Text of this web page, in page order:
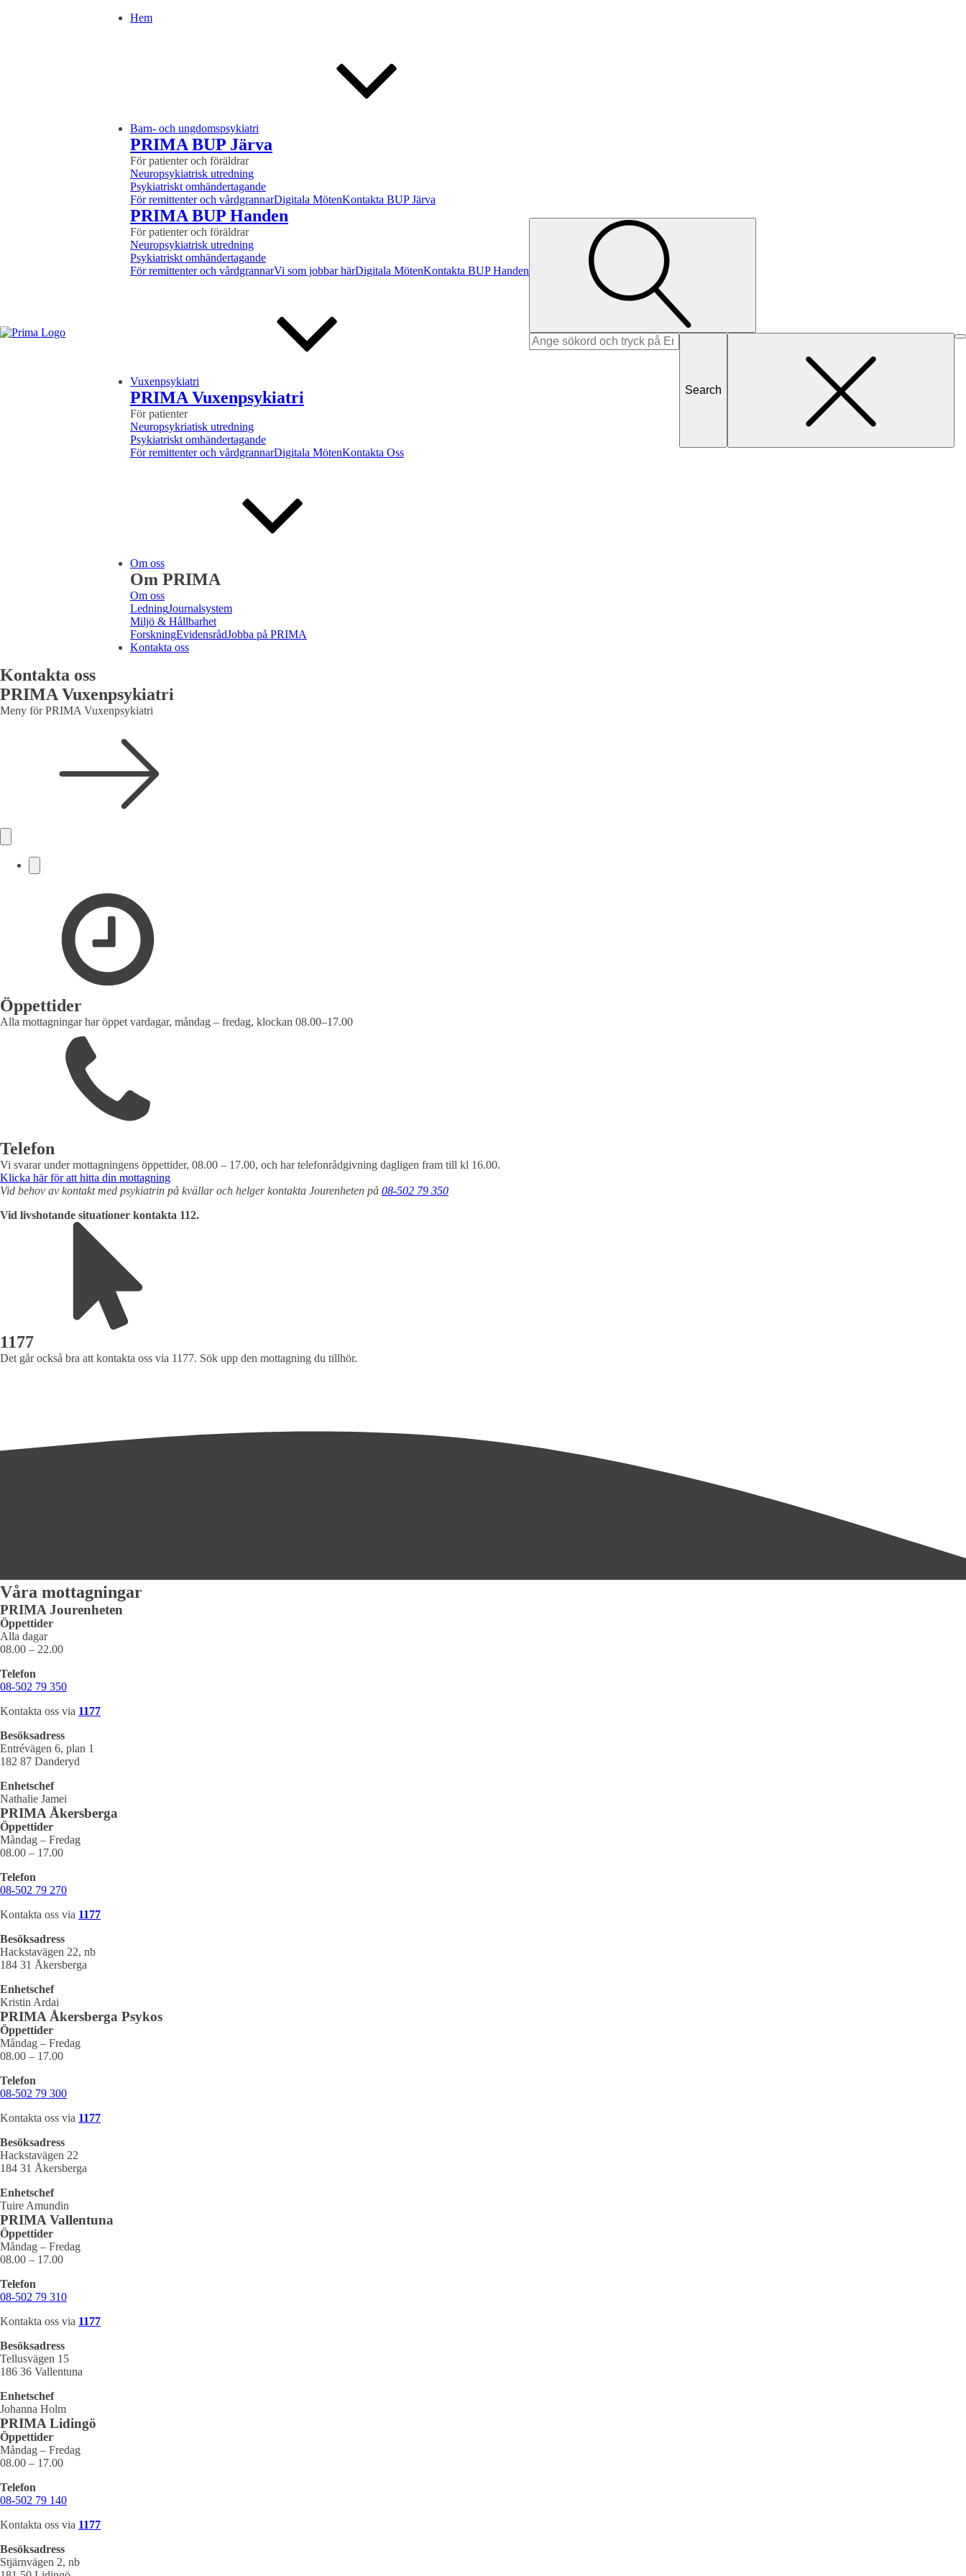
Hem
Barn- och ungdomspsykiatri
PRIMA BUP Järva
För patienter och föräldrar
Neuropsykiatrisk utredning
Psykiatriskt omhändertagande
För remittenter och vårdgrannarDigitala MötenKontakta BUP Järva
PRIMA BUP Handen
För patienter och föräldrar
Neuropsykiatrisk utredning
Psykiatriskt omhändertagande
För remittenter och vårdgrannarVi som jobbar härDigitala MötenKontakta BUP Handen
Vuxenpsykiatri
PRIMA Vuxenpsykiatri
För patienter
Neuropsykriatisk utredning
Psykiatriskt omhändertagande
För remittenter och vårdgrannarDigitala MötenKontakta Oss
Om oss
Om PRIMA
Om oss
LedningJournalsystem
Miljö & Hållbarhet
ForskningEvidensrådJobba på PRIMA
Kontakta oss
Search
for
Kontakta oss
PRIMA Vuxenpsykiatri
Meny för PRIMA Vuxenpsykiatri
Öppettider
Alla mottagningar har öppet vardagar, måndag – fredag, klockan 08.00–17.00
Telefon
Vi svarar under mottagningens öppettider, 08.00 – 17.00, och har telefonrådgivning dagligen fram till kl 16.00.
Klicka här för att hitta din mottagning
Vid behov av kontakt med psykiatrin på kvällar och helger kontakta Jourenheten på 08-502 79 350
Vid livshotande situationer kontakta 112.
1177
Det går också bra att kontakta oss via 1177. Sök upp den mottagning du tillhör.
Våra mottagningar
PRIMA Jourenheten
Öppettider
Alla dagar
08.00 – 22.00
Telefon
08-502 79 350
Kontakta oss via 1177
Besöksadress
Entrévägen 6, plan 1
182 87 Danderyd
Enhetschef
Nathalie Jamei
PRIMA Åkersberga
Öppettider
Måndag – Fredag
08.00 – 17.00
Telefon
08-502 79 270
Kontakta oss via 1177
Besöksadress
Hackstavägen 22, nb
184 31 Åkersberga
Enhetschef
Kristin Ardai
PRIMA Åkersberga Psykos
Öppettider
Måndag – Fredag
08.00 – 17.00
Telefon
08-502 79 300
Kontakta oss via 1177
Besöksadress
Hackstavägen 22
184 31 Åkersberga
Enhetschef
Tuire Amundin
PRIMA Vallentuna
Öppettider
Måndag – Fredag
08.00 – 17.00
Telefon
08-502 79 310
Kontakta oss via 1177
Besöksadress
Tellusvägen 15
186 36 Vallentuna
Enhetschef
Johanna Holm
PRIMA Lidingö
Öppettider
Måndag – Fredag
08.00 – 17.00
Telefon
08-502 79 140
Kontakta oss via 1177
Besöksadress
Stjärnvägen 2, nb